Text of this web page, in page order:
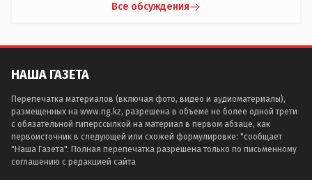
Все обсуждения
НАША ГАЗЕТА
Перепечатка материалов (включая фото, видео и аудиоматериалы),
размещенных на www.ng.kz, разрешена в объеме не более одной трети
с обязательной гиперссылкой на материал в первом абзаце, как
первоисточник в следующей или схожей формулировке: "сообщает
"Наша Газета". Полная перепечатка разрешена только по письменному
соглашению с редакцией сайта